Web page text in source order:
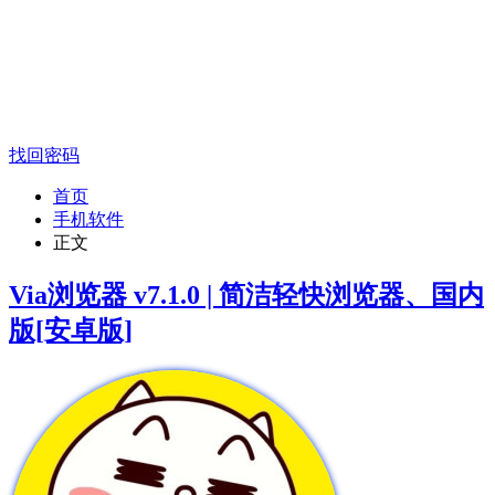
找回密码
首页
手机软件
正文
Via浏览器 v7.1.0 | 简洁轻快浏览器、国内
版[安卓版]